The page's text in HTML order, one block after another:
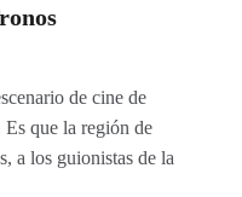
de cine de
Es que la región de
a los guionistas de la